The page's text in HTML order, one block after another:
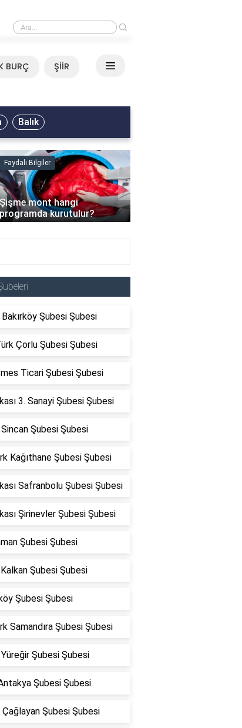
- Tavla Sözleri
BURÇ ŞİİR
Balık
Faydalı Bilgiler
Şişme mont hangi
programda kurutulur?
›
Bakırköy Şubesi Şubesi
Çorlu Şubesi Şubesi
Ticari Şubesi Şubesi
3. Sanayi Şubesi Şubesi
Şubesi Şubesi
Kağıthane Şubesi Şubesi
Safranbolu Şubesi Şubesi
Şirinevler Şubesi Şubesi
Şubesi Şubesi
Kalkan Şubesi Şubesi
Şubesi Şubesi
Samandıra Şubesi Şubesi
Şubesi Şubesi
Şubesi Şubesi
Çağlayan Şubesi Şubesi